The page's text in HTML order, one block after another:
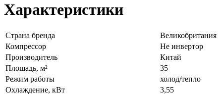
Характеристики
Страна бренда
Великобритания
Компрессор
Не инвертор
Производитель
Китай
Площадь, м²
35
Режим работы
холод/тепло
Охлаждение, кВт
3,55